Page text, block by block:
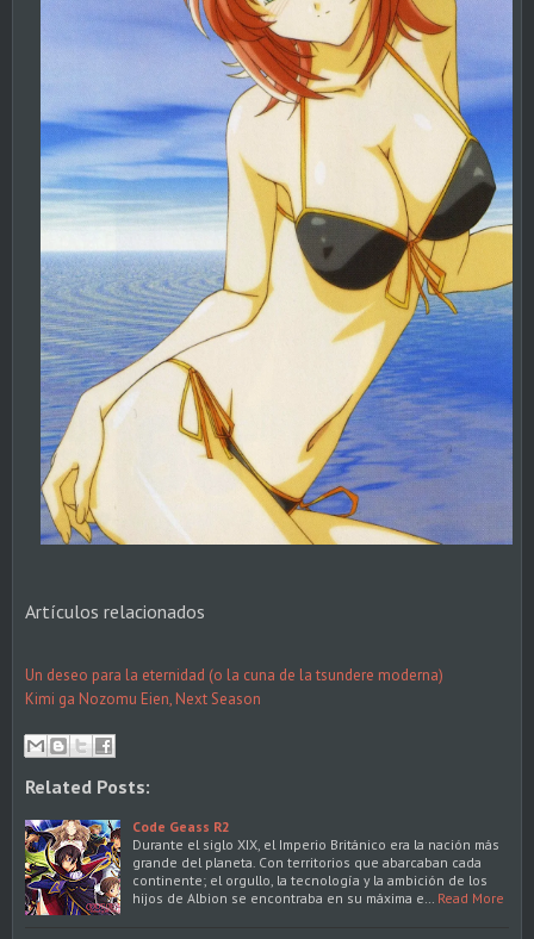
Artículos relacionados
Un deseo para la eternidad (o la cuna de la tsundere moderna)
Kimi ga Nozomu Eien, Next Season
Related Posts:
Code Geass R2
Durante el siglo XIX, el Imperio Británico era la nación más
grande del planeta. Con territorios que abarcaban cada
continente; el orgullo, la tecnología y la ambición de los
hijos de Albion se encontraba en su máxima e… Read More